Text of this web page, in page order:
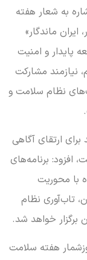
به شعار هفته
ماندگار»
پایدار و امنیت
نیازمند مشارکت
نظام سلامت و
ارتقای آگاهی
برنامه‌های
اردیبهشت‌ماه با محوریت
تاب‌آوری نظام
خواهد شد.
هفته سلامت